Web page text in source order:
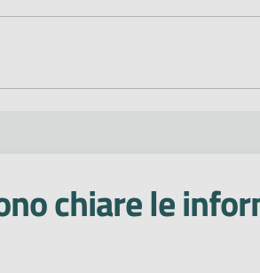
chiare le
da 1 a 5 stelle